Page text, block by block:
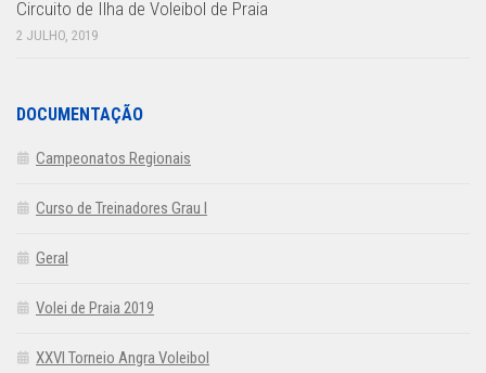
Circuito de Ilha de Voleibol de Praia
2 JULHO, 2019
DOCUMENTAÇÃO
Campeonatos Regionais
Curso de Treinadores Grau I
Geral
Volei de Praia 2019
XXVI Torneio Angra Voleibol